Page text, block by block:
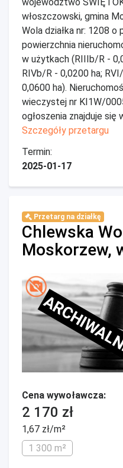
włoszczowski, gmina
Wola działka nr: 1208 o
powierzchnia
w użytkach (RIIIb/R -
RIVb/R - 0,0200 ha;
0,0600 ha).
wieczystej nr KI1W/
ogłoszenia znajduje się
Szczegóły przetargu
Termin:
2025-01-17
Przetarg na działkę
Chlewska
Moskorzew,
Cena wywoławcza:
2 170 zł
1,67 zł/m²
1 300 m²